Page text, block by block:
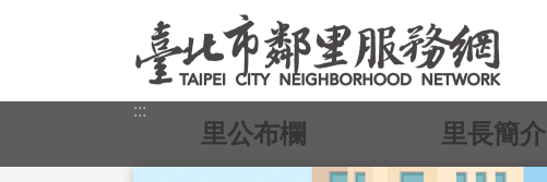
:::
里公布欄 里長簡介